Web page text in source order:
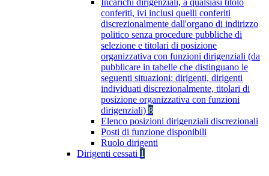
Incarichi dirigenziali, a qualsiasi titolo
conferiti, ivi inclusi quelli conferiti
discrezionalmente dall'organo di indirizzo
politico senza procedure pubbliche di
selezione e titolari di posizione
organizzativa con funzioni dirigenziali (da
pubblicare in tabelle che distinguano le
seguenti situazioni: dirigenti, dirigenti
individuati discrezionalmente, titolari di
posizione organizzativa con funzioni
dirigenziali) 8
Elenco posizioni dirigenziali discrezionali
Posti di funzione disponibili
Ruolo dirigenti
Dirigenti cessati 1